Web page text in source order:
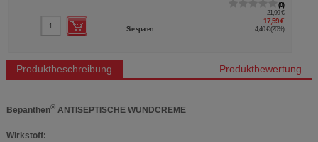
0
21,99 €
17,59 €
Sie sparen 4,40 € (20%)
Produktbeschreibung Produktbewertung
Bepanthen®ANTISEPTISCHE WUNDCREME
Wirkstoff: